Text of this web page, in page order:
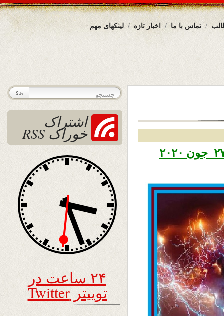
لینکهای مهم اخبار تازه تماس با ما
تاریخ نشر شنبه هفتم سرطان ۱۳۹۹ – ۲۷ جون ۲۰۲۰
اشتراک
خوراک RSS
۲۴ ساعت در
توییتر Twitter